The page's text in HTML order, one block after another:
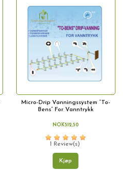
Micro-Drip Vanningssystem “To-
Bens” For Vanntrykk
NOK512,50
1 Review(s)
Kjøp